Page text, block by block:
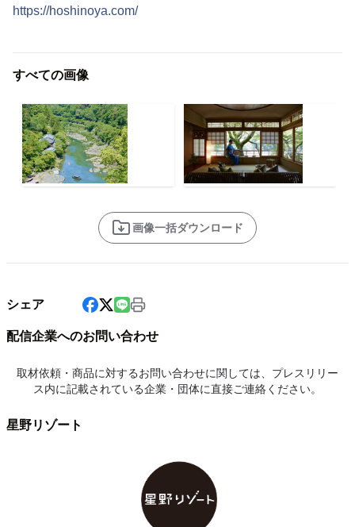
https://hoshinoya.com/
すべての画像
画像一括ダウンロード
シェア
配信企業へのお問い合わせ
取材依頼・商品に対するお問い合わせに関しては、プレスリリー
ス内に記載されている企業・団体に直接ご連絡ください。
星野リゾート